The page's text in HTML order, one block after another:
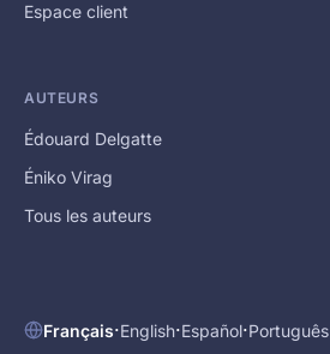
Espace client
AUTEURS
Édouard Delgatte
Éniko Virag
Tous les auteurs
Français·English·Español·Português